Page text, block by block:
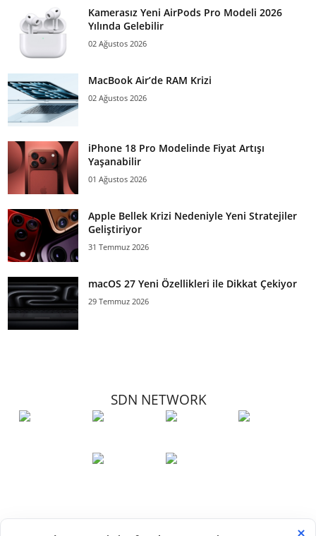
Kamerasız Yeni AirPods Pro Modeli 2026
Yılında Gelebilir
02 Ağustos 2026
MacBook Air’de RAM Krizi
02 Ağustos 2026
iPhone 18 Pro Modelinde Fiyat Artışı
Yaşanabilir
01 Ağustos 2026
Apple Bellek Krizi Nedeniyle Yeni Stratejiler
Geliştiriyor
31 Temmuz 2026
macOS 27 Yeni Özellikleri ile Dikkat Çekiyor
29 Temmuz 2026
SDN NETWORK